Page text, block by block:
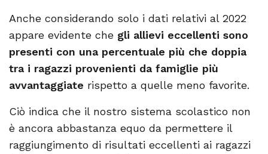
Anche considerando solo i dati relativi al 2022
appare evidente che gli allievi eccellenti sono
presenti con una percentuale più che doppia
tra i ragazzi provenienti da famiglie più
avvantaggiate rispetto a quelle meno favorite.
Ciò indica che il nostro sistema scolastico non
è ancora abbastanza equo da permettere il
raggiungimento di risultati eccellenti ai ragazzi